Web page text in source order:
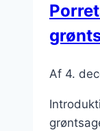
Af 4.